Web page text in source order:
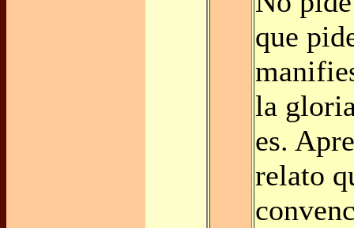
que
la
es.
relato